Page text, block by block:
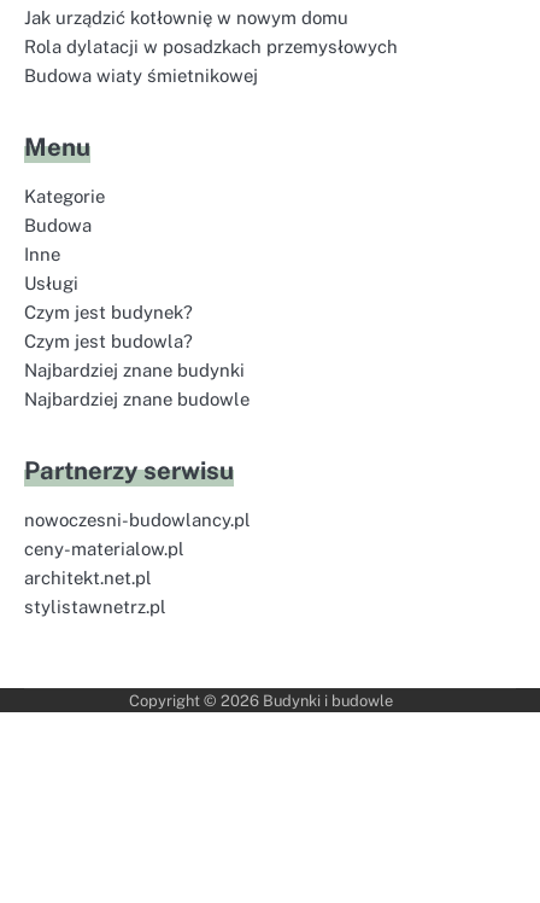
Jak urządzić kotłownię w nowym domu
Rola dylatacji w posadzkach przemysłowych
Budowa wiaty śmietnikowej
Menu
Kategorie
Budowa
Inne
Usługi
Czym jest budynek?
Czym jest budowla?
Najbardziej znane budynki
Najbardziej znane budowle
Partnerzy serwisu
nowoczesni-budowlancy.pl
ceny-materialow.pl
architekt.net.pl
stylistawnetrz.pl
Copyright © 2026 Budynki i budowle